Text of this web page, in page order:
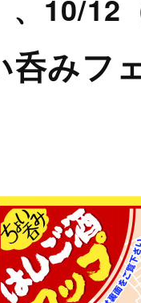
10/12
呑みフ